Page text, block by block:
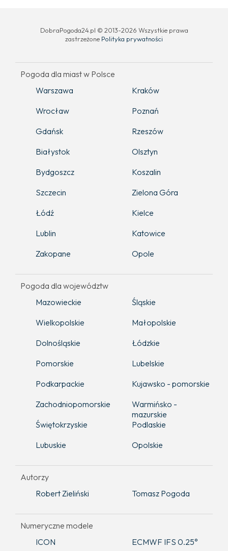
DobraPogoda24.pl © 2013-2026 Wszystkie prawa
zastrzeżone Polityka prywatności
Pogoda dla miast w Polsce
Warszawa
Kraków
Wrocław
Poznań
Gdańsk
Rzeszów
Białystok
Olsztyn
Bydgoszcz
Koszalin
Szczecin
Zielona Góra
Łódź
Kielce
Lublin
Katowice
Zakopane
Opole
Pogoda dla województw
Mazowieckie
Śląskie
Wielkopolskie
Małopolskie
Dolnośląskie
Łódzkie
Pomorskie
Lubelskie
Podkarpackie
Kujawsko - pomorskie
Zachodniopomorskie
Warmińsko -
mazurskie
Świętokrzyskie
Podlaskie
Lubuskie
Opolskie
Autorzy
Robert Zieliński
Tomasz Pogoda
Numeryczne modele
ICON
ECMWF IFS 0.25°